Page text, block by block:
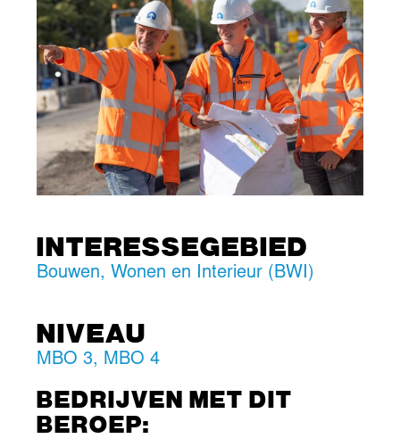
INTERESSEGEBIED
Bouwen, Wonen en Interieur (BWI)
NIVEAU
MBO 3, MBO 4
BEDRIJVEN MET DIT
BEROEP: